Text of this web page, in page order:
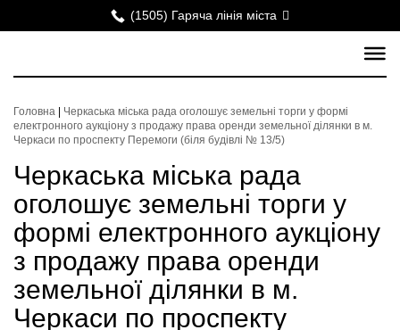
(1505) Гаряча лінія міста
Головна
Черкаська міська рада оголошує земельні торги у формі
електронного аукціону з продажу права оренди земельної ділянки в м.
Черкаси по проспекту Перемоги (біля будівлі № 13/5)
Черкаська міська рада
оголошує земельні торги у
формі електронного аукціону
з продажу права оренди
земельної ділянки в м.
Черкаси по проспекту